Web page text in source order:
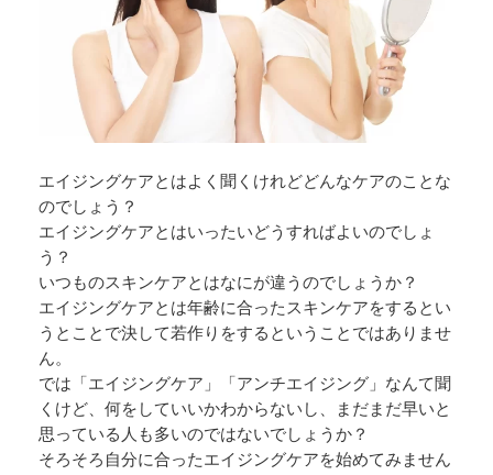
エイジングケアとはよく聞くけれどどんなケアのことな
のでしょう？
エイジングケアとはいったいどうすればよいのでしょ
う？
いつものスキンケアとはなにが違うのでしょうか？
エイジングケアとは年齢に合ったスキンケアをするとい
うとことで決して若作りをするということではありませ
ん。
では「エイジングケア」「アンチエイジング」なんて聞
くけど、何をしていいかわからないし、まだまだ早いと
思っている人も多いのではないでしょうか？
そろそろ自分に合ったエイジングケアを始めてみません